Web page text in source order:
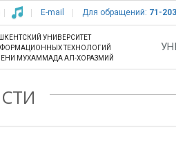
E-mail Для обращений: 71-
УНИВЕРСИТЕТ
ТЕХНОЛОГИЙ
МУХАММАДА АЛ-ХОРАЗМИЙ